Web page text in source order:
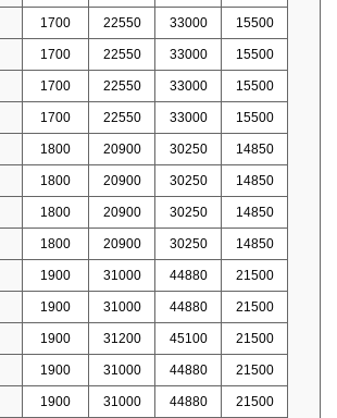
1700 22550 33000 15500
1700 22550 33000 15500
1700 22550 33000 15500
1700 22550 33000 15500
1800 20900 30250 14850
1800 20900 30250 14850
1800 20900 30250 14850
1800 20900 30250 14850
1900 31000 44880 21500
1900 31000 44880 21500
1900 31200 45100 21500
1900 31000 44880 21500
1900 31000 44880 21500